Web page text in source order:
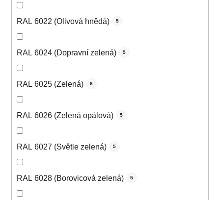
RAL 6022 (Olivová hnědá) 5
RAL 6024 (Dopravní zelená) 5
RAL 6025 (Zelená) 6
RAL 6026 (Zelená opálová) 5
RAL 6027 (Světle zelená) 5
RAL 6028 (Borovicová zelená) 5